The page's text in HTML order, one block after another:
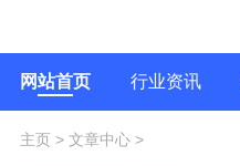
网站首页 行业资讯
主页> 文章中心>